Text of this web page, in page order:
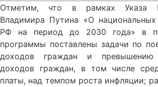
Отметим, что в рамках Указа
Владимира Путина «О национальных
РФ на период до 2030 года» в
программы поставлены задачи по
доходов граждан и
доходов граждан, в том числе
платы, над темпом роста инфляции;